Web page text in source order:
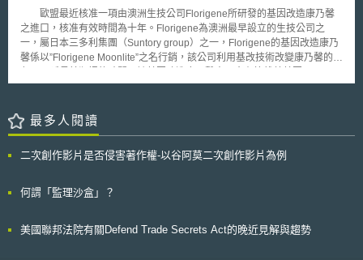
歐盟最近核准一項由澳洲生技公司Florigene所研發的基因改造康乃馨
之進口，核准有效時間為十年。Florigene為澳洲最早設立的生技公司之
一，屬日本三多利集團（Suntory group）之一，Florigene的基因改造康乃
馨係以”Florigene Moonlite”之名行銷，該公司利用基改技術改變康乃馨的顏
根據歐盟執委會核准內容，未來Florigene的基因改造康乃馨將可在歐盟27
令規定，明確標示為「本產品為基因改造生物」或「本產品為基因改造康乃
馨」，標示內容同時必須指明「不得供人類或動物食用，且不得用以栽種」
因改造康乃馨之進口，早在1998年開始展開實質的六年基因改造生物進口
馨。不過歐盟一向對基因改造生物持保守態度，因此在2004年實施更為嚴
最多人閱讀
二次創作影片是否侵害著作權-以谷阿莫二次創作影片為例
何謂「監理沙盒」？
美國聯邦法院有關Defend Trade Secrets Act的晚近見解與趨勢